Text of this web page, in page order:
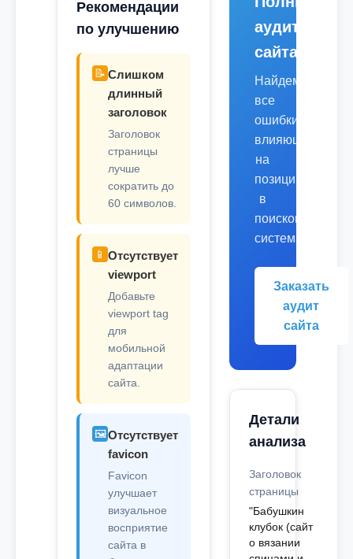
Рекомендации
по улучшению
📝 Слишком
длинный
заголовок
Заголовок
страницы
лучше
сократить до
60 символов.
📱 Отсутствует
viewport
Добавьте
viewport tag
для
мобильной
адаптации
сайта.
🖼️Отсутствует
favicon
Favicon
улучшает
визуальное
восприятие
сайта в
аудит
сайта
Найдем
все
ошибки,
влияющие
на
позиции
в
поисковых
системах.
Заказать
аудит
сайта
Детали
анализа
Заголовок
страницы
"Бабушкин
клубок (сайт
о вязании